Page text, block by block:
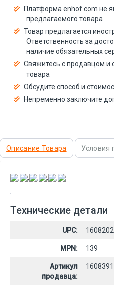
Платформа enhof.com не
предлагаемого товара
Товар предлагается
Ответственность за
наличие обязательных
Свяжитесь с продавцом и
товара
Обсудите способ и
Непременно заключите
Описание Товара Условия
, , , , ,
Технические детали
UPC:
MPN: 139
Артикул
продавца: